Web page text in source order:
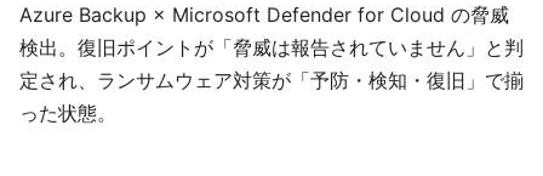
Azure Backup × Microsoft Defender for Cloud の脅威
検出。復旧ポイントが「脅威は報告されていません」と判
定され、ランサムウェア対策が「予防・検知・復旧」で揃
った状態。